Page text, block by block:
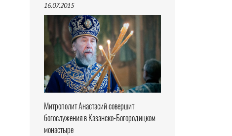
16.07.2015
Митрополит Анастасий совершит
богослужения в Казанско-Богородицком
монастыре